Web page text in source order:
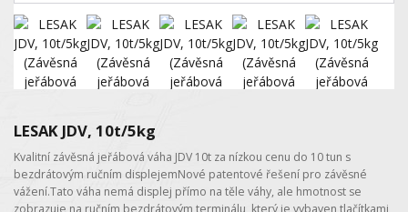
LESAK JDV, 10t/5kg
Kvalitní závěsná jeřábová váha JDV 10t za nízkou cenu do 10 tun s
bezdrátovým ručním displejemNové patentové řešení pro závěsné
vážení.Tato váha nemá displej přímo na těle váhy, ale hmotnost se
zobrazuje na ručním bezdrátovým terminálu, který je vybaven tlačítkami